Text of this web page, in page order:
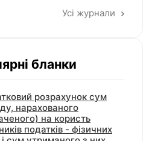
Усі журнали
бланки
розрахунок сум
нарахованого
на користь
податків - фізичних